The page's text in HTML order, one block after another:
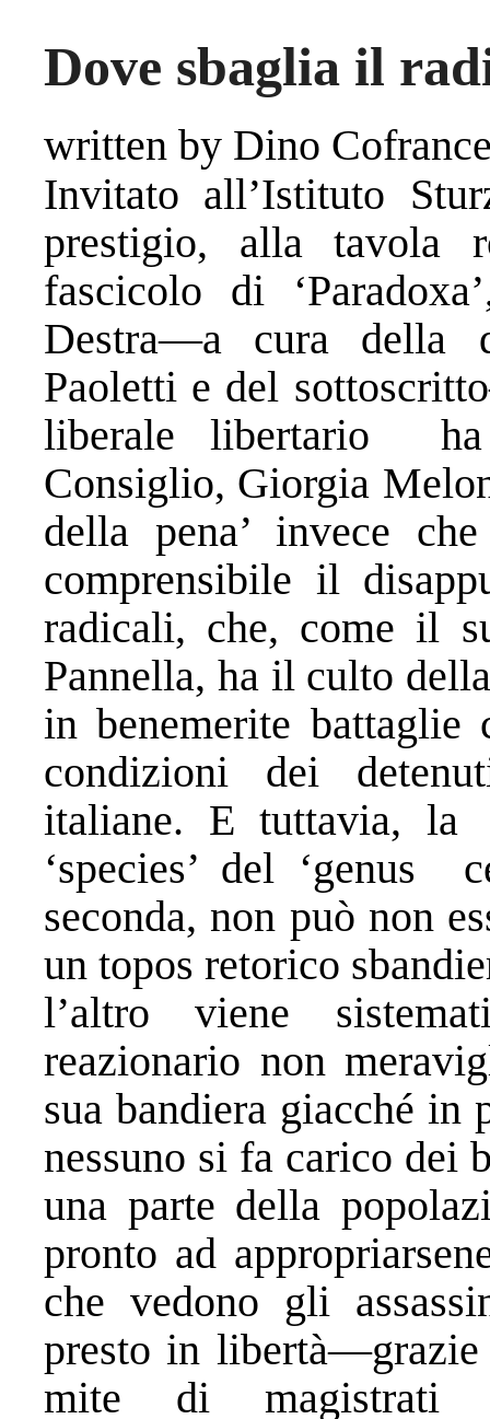
Dove sbaglia il
written by Dino
Invitato all’Istituto
prestigio, alla tavola
fascicolo di
Destra—a cura della
Paoletti e del
liberale libertario
Consiglio, Giorgia
della pena’ invece
comprensibile il
radicali, che, come il
Pannella, ha il culto
in benemerite
condizioni dei
italiane. E tuttavia,
‘species’ del ‘genus
seconda, non può non
un topos retorico
l’altro viene
reazionario non
sua bandiera giacché in
nessuno si fa carico dei
una parte della
pronto ad
che vedono gli
presto in
mite di magistrati